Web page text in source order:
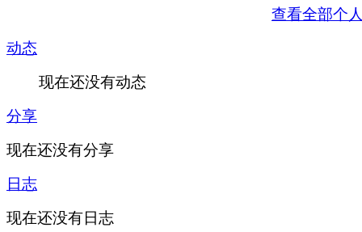
查看全部个
动态
现在还没有动态
分享
现在还没有分享
日志
现在还没有日志